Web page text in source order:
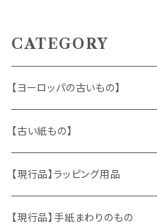
CATEGORY
【ヨーロッパの古いもの】
ヴィンテージアクセサリー
おもちゃ、ぬいぐるみ
くま、テディベア
ヴィンテージファブリック
【古い紙もの】
切手、FDC
ポストカード、カレンダー
【現行品】ラッピング用品
伝票、タグ、シール
【現行品】手紙まわりのもの